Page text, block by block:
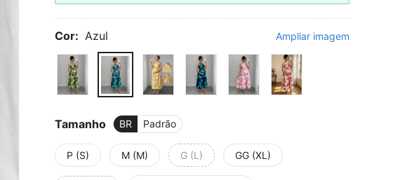
Cor: Azul Ampliar imagem
Tamanho BR Padrão
P (S) M (M) G (L) GG (XL)